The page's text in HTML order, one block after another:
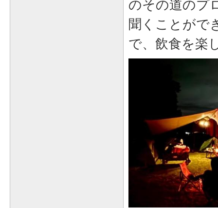
のその道のプ
聞くことがで
で、飲食を楽